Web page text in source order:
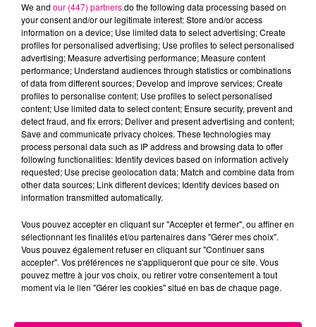
Cancer Lion Vierge
Balance Scorpion Sagittaire
Poissons
We and our (447) partnersdo the following data processing based on
your consent and/or our legitimate interest: Store and/or access
information on a device; Use limited data to select advertising; Create
profiles for personalised advertising; Use profiles to select personalised
advertising; Measure advertising performance; Measure content
performance; Understand audiences through statistics or combinations
of data from different sources; Develop and improve services; Create
profiles to personalise content; Use profiles to select personalised
content; Use limited data to select content; Ensure security, prevent and
detect fraud, and fix errors; Deliver and present advertising and content;
Save and communicate privacy choices. These technologies may
process personal data such as IP address and browsing data to offer
following functionalities: Identify devices based on information actively
requested; Use precise geolocation data; Match and combine data from
other data sources; Link different devices; Identify devices based on
information transmitted automatically.
Vous pouvez accepter en cliquant sur "Accepter et fermer", ou affiner en
sélectionnant les finalités et/ou partenaires dans "Gérer mes choix".
Vous pouvez également refuser en cliquant sur "Continuer sans
accepter". Vos préférences ne s'appliqueront que pour ce site. Vous
pouvez mettre à jour vos choix, ou retirer votre consentement à tout
moment via le lien "Gérer les cookies" situé en bas de chaque page.